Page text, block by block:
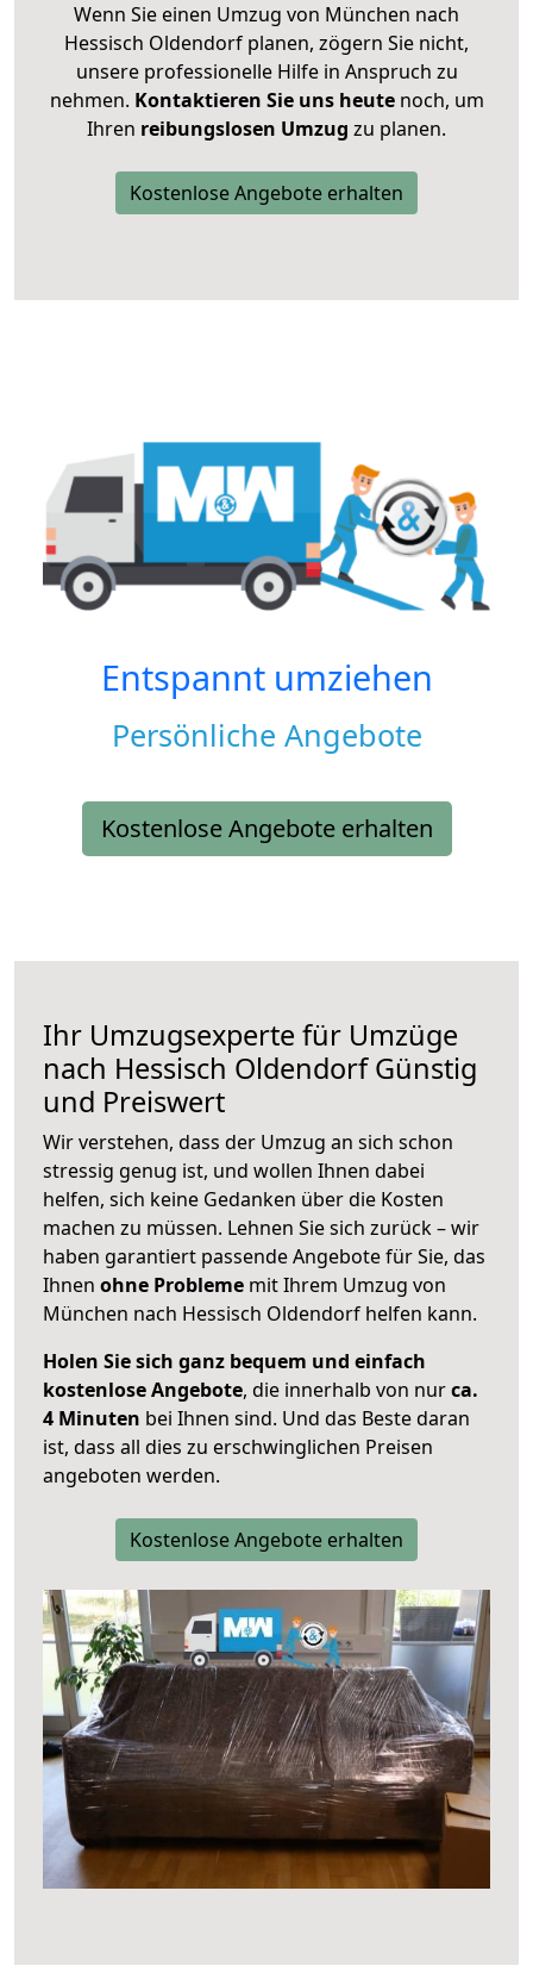
Wenn Sie einen Umzug von München nach
Hessisch Oldendorf planen, zögern Sie nicht,
unsere professionelle Hilfe in Anspruch zu
nehmen. Kontaktieren Sie uns heutenoch, um
Ihren reibungslosen Umzug zu planen.
Kostenlose Angebote erhalten
Entspannt umziehen
Persönliche Angebote
Kostenlose Angebote erhalten
Ihr Umzugsexperte für Umzüge
nach Hessisch OldendorfGünstig
und Preiswert
Wir verstehen, dass der Umzug an sich schon
stressig genug ist, und wollen Ihnen dabei
helfen, sich keine Gedanken über die Kosten
machen zu müssen. Lehnen Sie sich zurück – wir
haben garantiert passende Angebote für Sie, das
Ihnen ohne Probleme mit Ihrem Umzug von
München nach Hessisch Oldendorf helfen kann.
Holen Sie sich ganz bequem und einfach
kostenlose Angebote, die innerhalb von nurca.
4 Minuten bei Ihnen sind. Und das Beste daran
ist, dass all dies zu erschwinglichen Preisen
angeboten werden.
Kostenlose Angebote erhalten